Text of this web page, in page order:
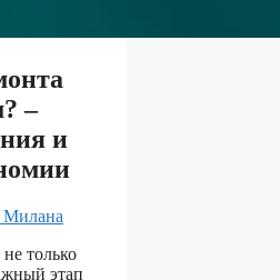
–
и
Милана
только
этап